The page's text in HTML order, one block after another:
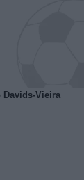
Vieira